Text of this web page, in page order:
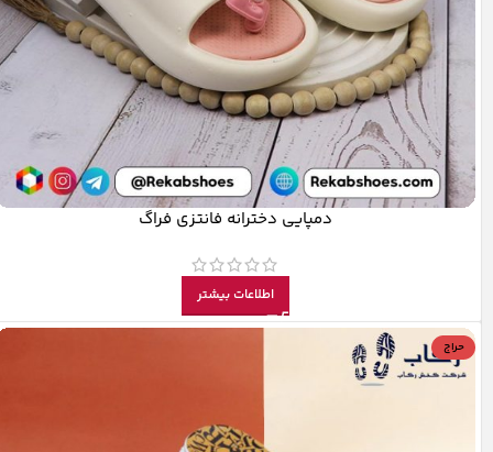
دمپایی دخترانه فانتزی فراگ
اطلاعات بیشتر
حراج